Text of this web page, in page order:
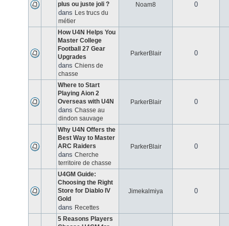
plus ou juste joli ?
dans Les trucs du
métier
Noam8 0
How U4N Helps You
Master College
Football 27 Gear
Upgrades
dans Chiens de
chasse
ParkerBlair 0
Where to Start
Playing Aion 2
Overseas with U4N
dans Chasse au
dindon sauvage
ParkerBlair 0
Why U4N Offers the
Best Way to Master
ARC Raiders
dans Cherche
territoire de chasse
ParkerBlair 0
U4GM Guide:
Choosing the Right
Store for Diablo IV
Gold
dans Recettes
Jimekalmiya 0
5 Reasons Players